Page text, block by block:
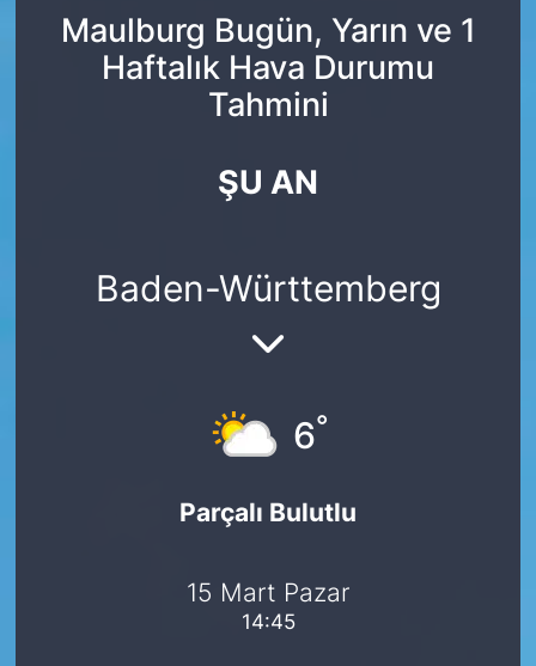
Maulburg Bugün, Yarın ve 1
Haftalık Hava Durumu
Tahmini
ŞU AN
Baden-Württemberg
6°
Parçalı Bulutlu
15 Mart Pazar
14:45
SPOR
DEUTSCH
Tüm Manşetler
Son Dakika Haberleri